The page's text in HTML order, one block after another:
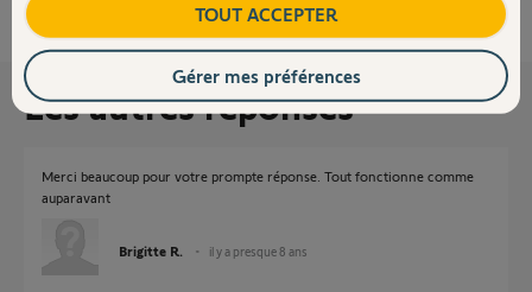
Les autres réponses
Merci beaucoup pour votre prompte réponse. Tout fonctionne comme
auparavant
Brigitte R. il y a presque 8 ans
TOUT ACCEPTER
Gérer mes préférences